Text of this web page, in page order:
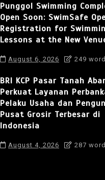
Punggol Swimming
Open Soon: SwimSafe
Registration for
Lessons at the New
August 6, 2026 249
BRI KCP Pasar Tanah
Perkuat Layanan
Pelaku Usaha dan
Pusat Grosir Terbesar di
Indonesia
August 4, 2026 287